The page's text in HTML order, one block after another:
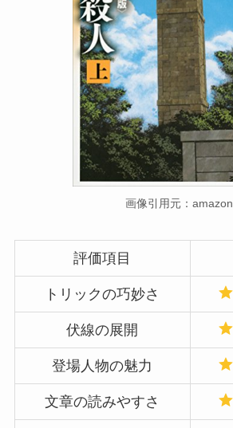
画像引用元：amazon
評価項目
トリックの巧妙さ
伏線の展開
登場人物の魅力
文章の読みやすさ